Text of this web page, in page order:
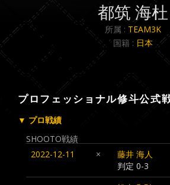
都筑 海杜
所属 : TEAM3K
国籍 : 日本
プロフェッショナル修斗公式
▼ プロ戦績
SHOOTO戦績
2022-12-11
×
藤井 海人
判定 0-3